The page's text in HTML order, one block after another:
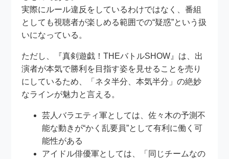
実際にルール違反をしているわけではなく、番組
としても視聴者が楽しめる範囲での“疑惑”という扱
いになっている。
ただし、『真剣遊戯！THEバトルSHOW』は、出
演者が本気で勝利を目指す姿を見せることを売り
にしているため、「ネタ半分、本気半分」の絶妙
なラインが魅力と言える。
芸人バラエティ軍としては、佐々木の予測不
能な動きが“かく乱要員”として有利に働く可
能性がある
アイドル俳優軍としては、「同じチームなの